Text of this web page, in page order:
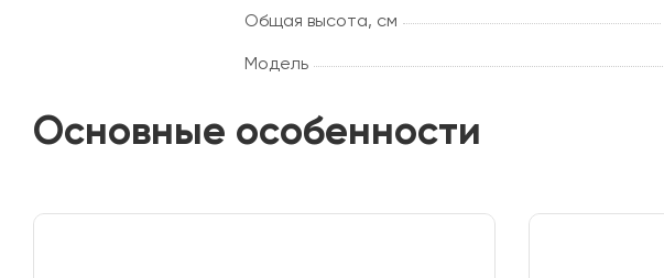
Общая высота, см
Модель
Основные особенности